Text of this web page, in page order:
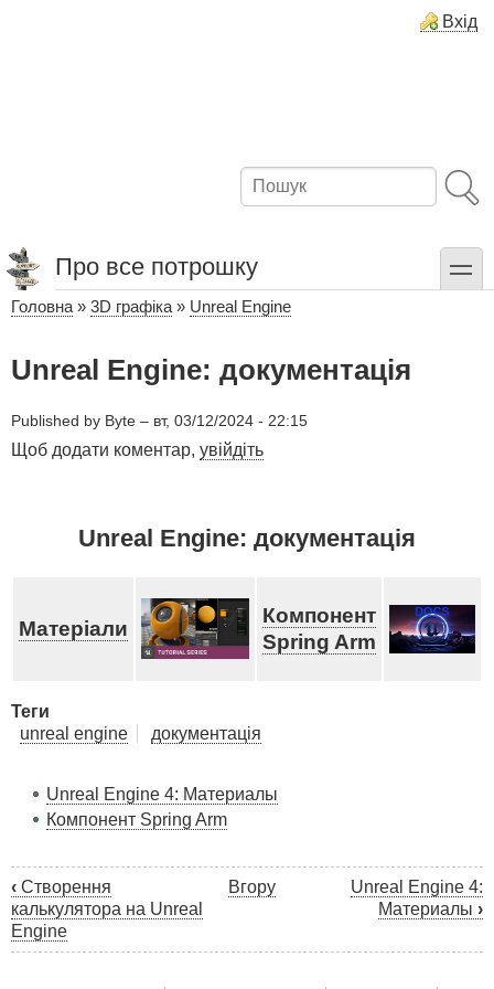
Вхід
Пошук
Про все потрошку toggle
навіґації
Головна 3D графіка Unreal Engine
Unreal Engine: документація
Published by Byte – вт, 03/12/2024 - 22:15
Щоб додати коментар, увійдіть
Unreal Engine: документація
Матеріали
Компонент
Spring Arm
Теги
unreal engine
документація
Unreal Engine 4: Материалы
Компонент Spring Arm
Книжкові
перехресні
‹ Створення
калькулятора на Unreal
Engine
Вгору
Unreal Engine 4:
Материалы ›